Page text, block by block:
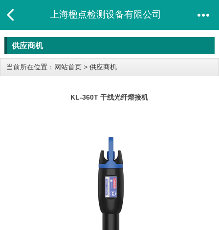
上海楹点检测设备有限公司
供应商机
当前所在位置： 网站首页 > 供应商机
KL-360T 干线光纤熔接机